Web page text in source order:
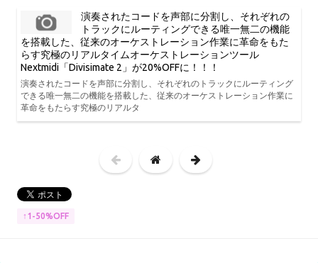
演奏されたコードを声部に分割し、それぞれの
トラックにルーティングできる唯一無二の機能
を搭載した、従来のオーケストレーション作業に革命をもた
らす究極のリアルタイムオーケストレーションツール
Nextmidi「Divisimate 2」が20%OFFに！！！
演奏されたコードを声部に分割し、それぞれのトラックにルーティング
できる唯一無二の機能を搭載した、従来のオーケストレーション作業に
革命をもたらす究極のリアルタ
↑1-50%OFF